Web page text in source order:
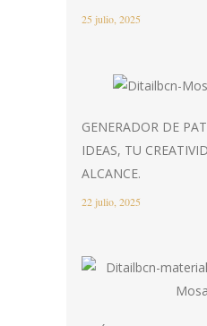
25 julio, 2025
GENERADOR DE
IDEAS, TU
ALCANCE.
22 julio, 2025